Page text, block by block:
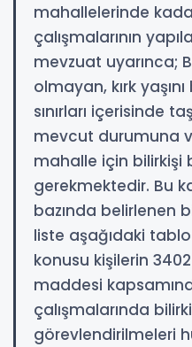
mahallelerinde
çalışmalarının
mevzuat uyarınca;
olmayan, kırk
sınırları içerisinde
mevcut durumuna
mahalle için bilirkişi
gerekmektedir. Bu
bazında belirlenen
liste aşağıdaki
konusu kişilerin
maddesi
çalışmalarında
görevlendirilmeleri